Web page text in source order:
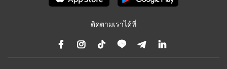
ติดตามเราได้ที่